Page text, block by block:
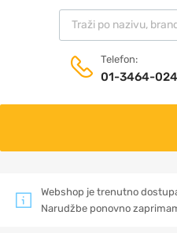
Telefon:
01-3464-024
Webshop je trenutno
Narudžbe ponovno